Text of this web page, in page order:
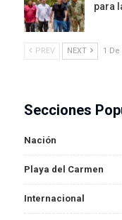
para
PREV NEXT 1 De
Secciones
Nación
Playa del Carmen
Internacional